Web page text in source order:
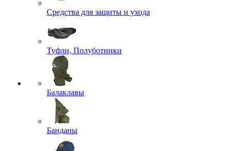
Средства для защиты и ухода
Туфли, Полуботинки
Балаклавы
Банданы